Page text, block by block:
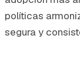
políticas
segura y